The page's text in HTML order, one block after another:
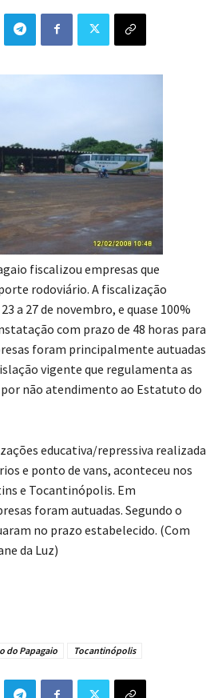
fiscalizou empresas que
rodoviário. A fiscalização
a 27 de novembro, e quase 100%
com prazo de 48 horas para
foram principalmente autuadas
vigente que regulamenta as
não atendimento ao Estatuto do
educativa/repressiva realizada
e ponto de vans, aconteceu nos
e Tocantinópolis. Em
foram autuadas. Segundo o
no prazo estabelecido. (Com
da Luz)
do Papagaio Tocantinópolis